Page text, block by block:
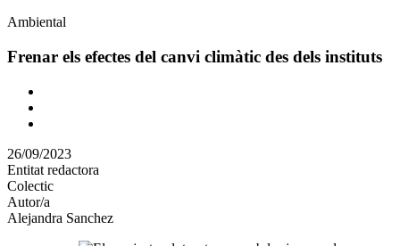
Àmbit
la
Ambiental
Frenar els efectes del canvi climàtic des dels instituts
Comparteix
altres
xarxes
socials
26/09/2023
Entitat redactora
Colectic
Autor/a
Alejandra Sanchez